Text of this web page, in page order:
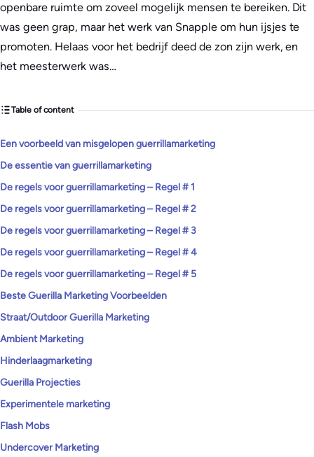
openbare ruimte om zoveel mogelijk mensen te bereiken. Dit
was geen grap, maar het werk van Snapple om hun ijsjes te
promoten. Helaas voor het bedrijf deed de zon zijn werk, en
het meesterwerk was…
Table of content
Een voorbeeld van misgelopen guerrillamarketing
De essentie van guerrillamarketing
De regels voor guerrillamarketing – Regel # 1
De regels voor guerrillamarketing – Regel # 2
De regels voor guerrillamarketing – Regel # 3
De regels voor guerrillamarketing – Regel # 4
De regels voor guerrillamarketing – Regel # 5
Beste Guerilla Marketing Voorbeelden
Straat/Outdoor Guerilla Marketing
Ambient Marketing
Hinderlaagmarketing
Guerilla Projecties
Experimentele marketing
Flash Mobs
Undercover Marketing